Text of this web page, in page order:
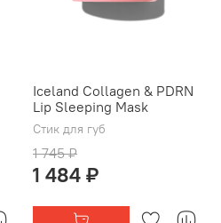
Iceland Collagen & PDRN
Lip Sleeping Mask
Стик для губ
1 745 ₽
1 484 ₽